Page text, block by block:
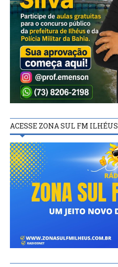
ACESSE ZONA SUL FM ILHÉUS